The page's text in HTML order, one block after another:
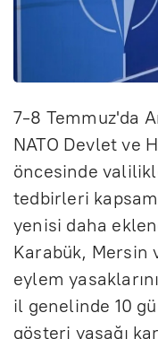
7-8 Temmuz'da
NATO Devlet ve
öncesinde
tedbirleri
yenisi daha
Karabük, Mersin
eylem
il genelinde 10
gösteri yasağı